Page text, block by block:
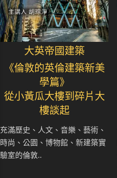
大英帝國建築
《倫敦的英倫建築新美
學篇》
從小黃瓜大樓到碎片大
樓談起
充滿歷史、人文、音樂、藝術、
時尚、公園、博物館、新建築實
驗室的倫敦..